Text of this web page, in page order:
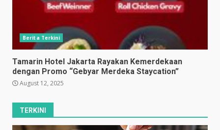
Berita Terkini
Tamarin Hotel Jakarta Rayakan Kemerdekaan
dengan Promo “Gebyar Merdeka Staycation”
August 12, 2025
TERKINI